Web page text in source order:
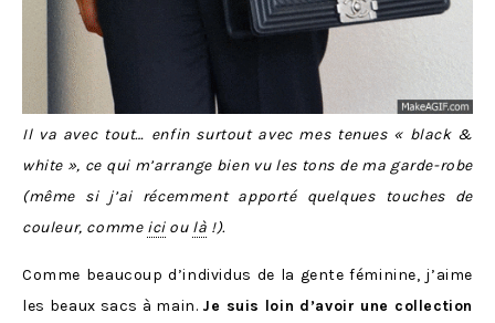
Il va avec tout… enfin surtout avec mes tenues « black &
white », ce qui m’arrange bien vu les tons de ma garde-robe
(même si j’ai récemment apporté quelques touches de
couleur, comme iciou là !).
Comme beaucoup d’individus de la gente féminine, j’aime
les beaux sacs à main. Je suis loin d’avoir une collection